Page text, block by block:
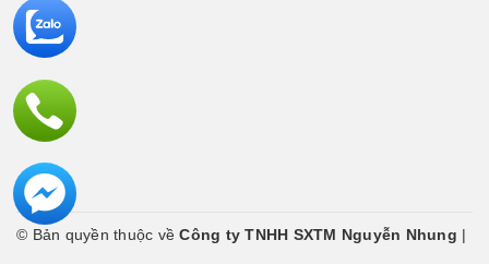
© Bản quyền thuộc vềCông ty TNHH SXTM Nguyễn Nhung |